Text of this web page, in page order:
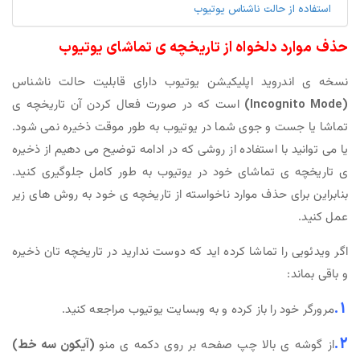
استفاده از حالت ناشناس یوتیوب
حذف موارد دلخواه از تاریخچه ی تماشای یوتیوب
نسخه ی اندروید اپلیکیشن یوتیوب دارای قابلیت حالت ناشناس
(Incognito Mode)
است که در صورت فعال کردن آن تاریخچه ی
تماشا یا جست و جوی شما در یوتیوب به طور موقت ذخیره نمی شود.
یا می توانید با استفاده از روشی که در ادامه توضیح می دهیم از ذخیره
ی تاریخچه ی تماشای خود در یوتیوب به طور کامل جلوگیری کنید.
بنابراین برای حذف موارد ناخواسته از تاریخچه ی خود به روش های زیر
عمل کنید.
اگر ویدئویی را تماشا کرده اید که دوست ندارید در تاریخچه تان ذخیره
و باقی بماند:
1. مرورگر خود را باز کرده و به وبسایت یوتیوب مراجعه کنید.
2. از گوشه ی بالا چپ صفحه بر روی دکمه ی منو (آیکون سه خط)